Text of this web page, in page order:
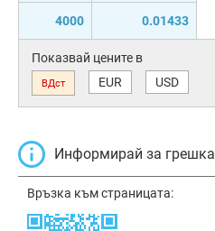
4000 0.01433
Показвай цените в
ВДст EUR USD
Информирай за грешка
Връзка към страницата: